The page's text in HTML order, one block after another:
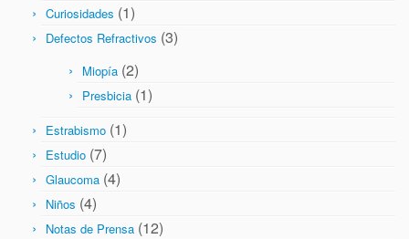
Curiosidades (1)
Defectos Refractivos (3)
Miopía (2)
Presbicia (1)
Estrabismo (1)
Estudio (7)
Glaucoma (4)
Niños (4)
Notas de Prensa (12)